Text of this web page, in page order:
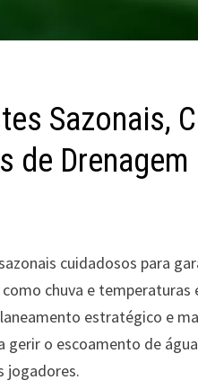
Sazonais,
de Drenagem
cuidadosos para
chuva e
estratégico e
gerir o escoamento de
jogadores.